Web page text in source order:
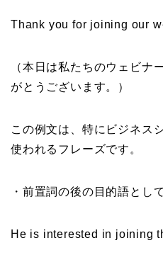
Thank you for joining our
（本日は私たちのウェビナ
がとうございます。）
この例文は、特にビジネス
使われるフレーズです。
・前置詞の後の目的語とし
He is interested in joining